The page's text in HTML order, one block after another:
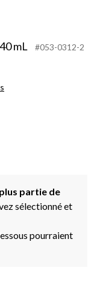
mL #053-0312-2
partie de
sélectionné et
pourraient